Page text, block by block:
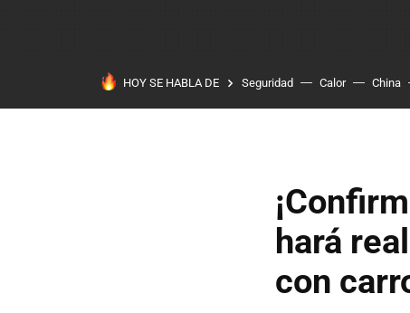
HOY SE HABLA DE Seguridad Calor China
hará
con